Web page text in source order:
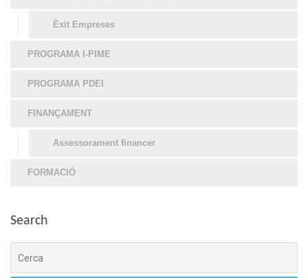
Èxit Empreses
PROGRAMA I-PIME
PROGRAMA PDEI
FINANÇAMENT
Assessorament financer
FORMACIÓ
Search